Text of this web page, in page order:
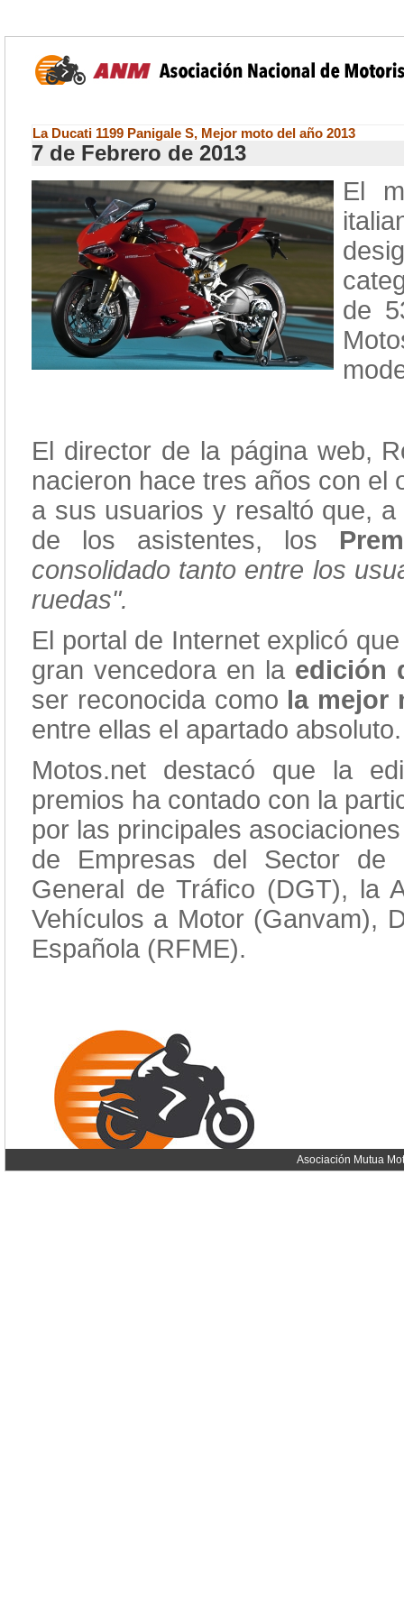
La Ducati 1199 Panigale S, Mejor moto del año 2013
7 de Febrero de 2013
El
de
El director de la página web,
nacieron hace tres años con el
a sus usuarios y resaltó que,
de los asistentes, los
consolidado tanto entre los
ruedas".
El portal de Internet explicó
gran vencedora en la edición
ser reconocida como la mejor
entre ellas el apartado absoluto.
Motos.net destacó que la
premios ha contado con la
por las principales
de Empresas del Sector de
General de Tráfico (DGT), la
Vehículos a Motor (Ganvam),
Española (RFME).
Asociación Mutua